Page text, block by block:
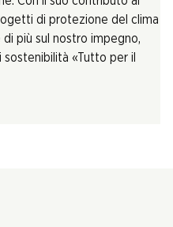
di protezione del clima
più sul nostro impegno,
«Tutto per il